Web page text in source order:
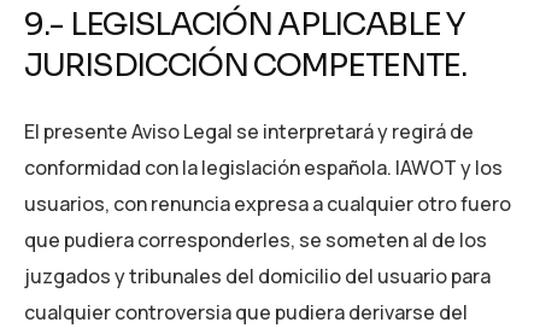
9.- LEGISLACIÓN APLICABLE Y
JURISDICCIÓN COMPETENTE.
El presente Aviso Legal se interpretará y regirá de
conformidad con la legislación española. IAWOT y los
usuarios, con renuncia expresa a cualquier otro fuero
que pudiera corresponderles, se someten al de los
juzgados y tribunales del domicilio del usuario para
cualquier controversia que pudiera derivarse del